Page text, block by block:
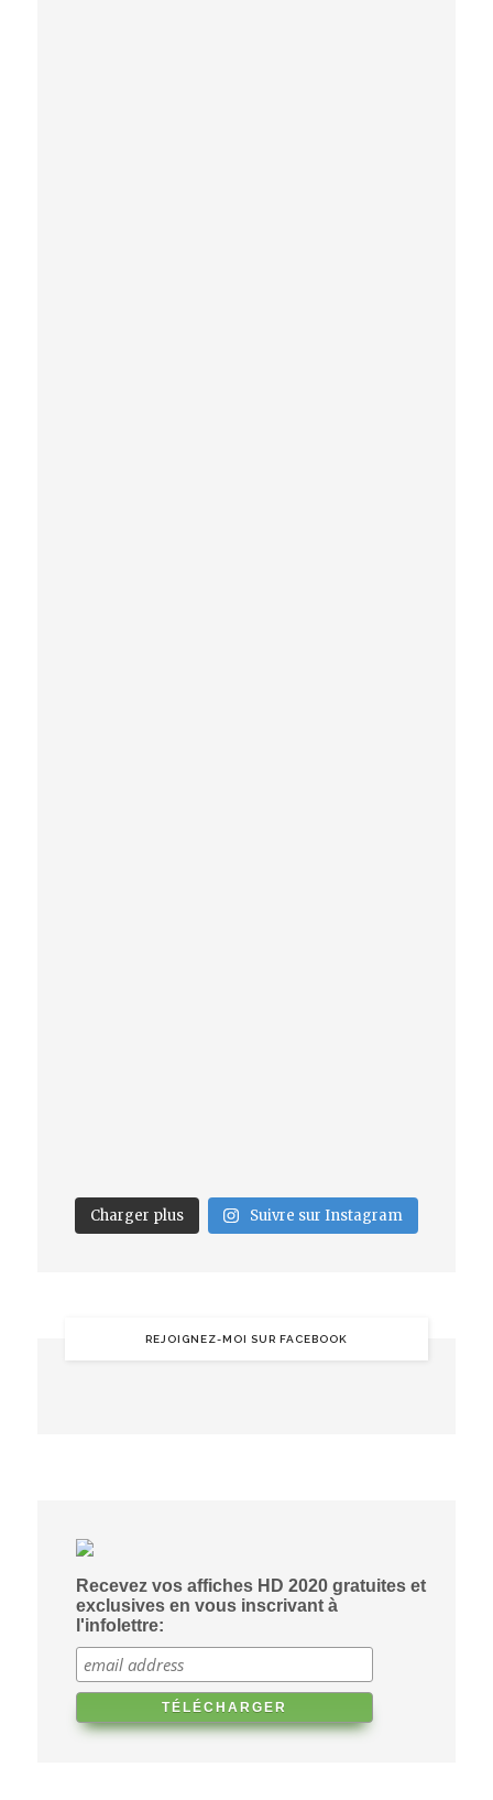
Charger plus Suivre sur Instagram
REJOIGNEZ-MOI SUR FACEBOOK
Recevez vos affiches HD 2020 gratuites et
exclusives en vous inscrivant à
l'infolettre: